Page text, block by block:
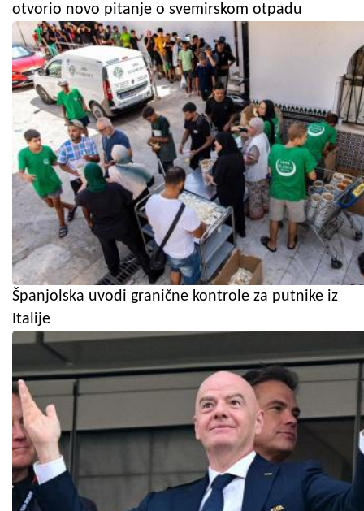
otvorio novo pitanje o svemirskom otpadu
Španjolska uvodi granične kontrole za putnike iz
Italije